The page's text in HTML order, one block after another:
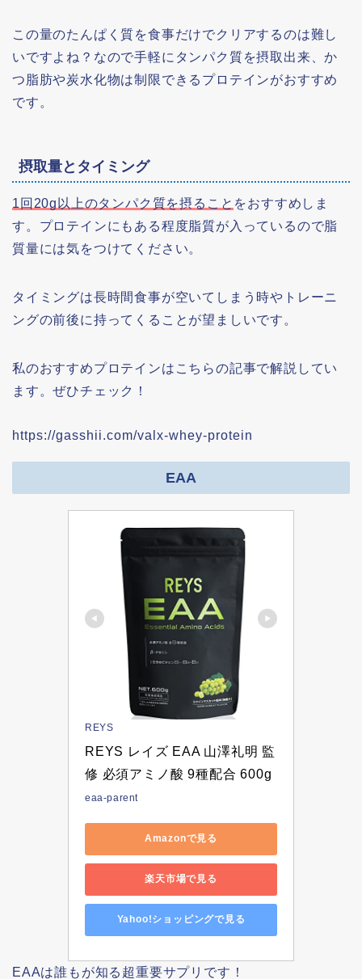
この量のたんぱく質を食事だけでクリアするのは難し
いですよね？なので手軽にタンパク質を摂取出来、か
つ脂肪や炭水化物は制限できるプロテインがおすすめ
です。
摂取量とタイミング
1回20g以上のタンパク質を摂ること をおすすめしま
す。プロテインにもある程度脂質が入っているので脂
質量には気をつけてください。
タイミングは長時間食事が空いてしまう時やトレーニ
ングの前後に持ってくることが望ましいです。
私のおすすめプロテインはこちらの記事で解説してい
ます。ぜひチェック！
https://gasshii.com/valx-whey-protein
EAA
REYS
REYS レイズ EAA 山澤礼明 監
修 必須アミノ酸 9種配合 600g
eaa-parent
Amazonで見る
楽天市場で見る
Yahoo!ショッピングで見る
EAAは誰もが知る超重要サプリです！